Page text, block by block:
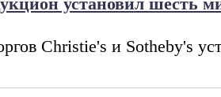
Christie's и Sotheby's